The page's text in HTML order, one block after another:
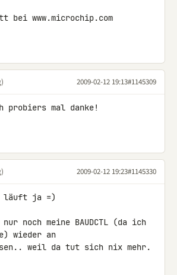
bei www.microchip.com
2009-02-12 19:13#1145309
probiers mal danke!
2009-02-12 19:23#1145330
läuft ja =)
noch meine BAUDCTL (da ich
wieder an
weil da tut sich nix mehr.